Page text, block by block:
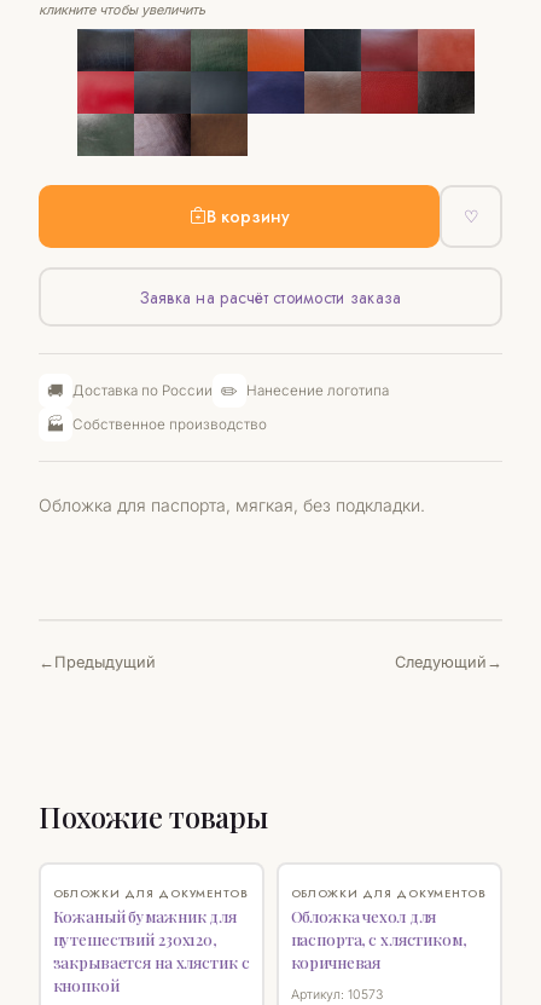
кликните чтобы увеличить
В корзину ♡
Заявка на расчёт стоимости заказа
🚚 Доставка по России ✏️ Нанесение логотипа
🏭 Собственное производство
Обложка для паспорта, мягкая, без подкладки.
Предыдущий Следующий
Похожие товары
♡
ОБЛОЖКИ ДЛЯ ДОКУМЕНТОВ
Кожаный бумажник для
путешествий 230х120,
закрывается на хлястик с
кнопкой
♡
ОБЛОЖКИ ДЛЯ ДОКУМЕНТОВ
Обложка чехол для
паспорта, с хлястиком,
коричневая
Артикул: 10573